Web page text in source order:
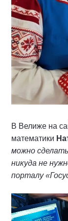
В Велиже на
математики
можно
никуда не
порталу